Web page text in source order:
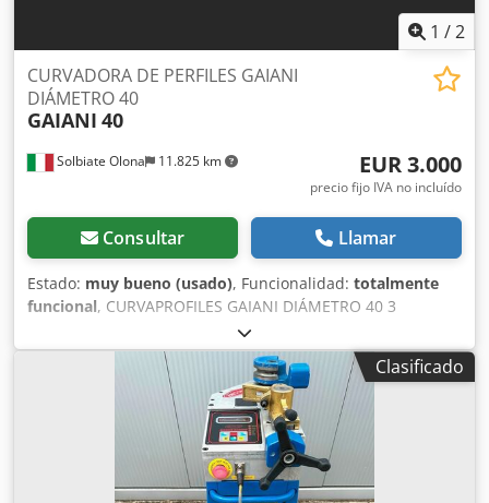
1 /2
Solbiate Olona 11.825 km
CURVADORA DE PERFILES GAIANI
DIÁMETRO 40
GAIANI 40
EUR 3.000
precio fijo IVA no incluído
Consultar Llamar
Estado: muy bueno (usado), Funcionalidad: totalmente
funcional, CURVAPROFILES GAIANI DIÁMETRO 40 3
RODILLOS HORIZONTAL Credpfjznm Hkox Aitof MÁQUINA
USADA, EN FUNCIONAMIENTO CÓDIGO INTERNO: SVR 370
Clasificado